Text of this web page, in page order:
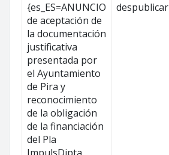
{es_ES=ANUNCIO
de aceptación de
la documentación
justificativa
presentada por
el Ayuntamiento
de Pira y
reconocimiento
de la obligación
de la financiación
del Pla
despublicar